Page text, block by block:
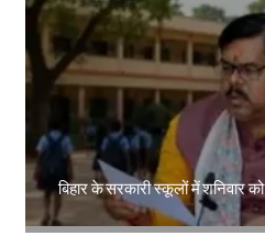
बिहार के सरकारी स्कूलों में शनिवार
Amit Lekh